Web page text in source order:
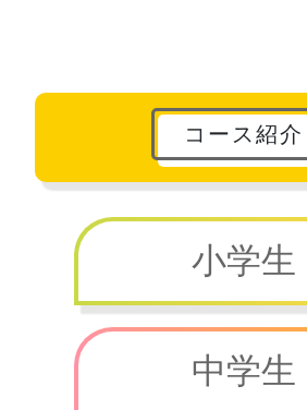
コース紹介
小学生
中学生